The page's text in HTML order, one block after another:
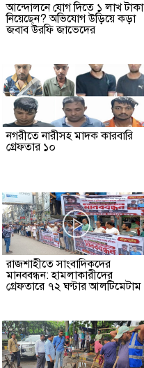
আন্দোলনে যোগ দিতে ১ লাখ টাকা
নিয়েছেন? অভিযোগ উড়িয়ে কড়া
জবাব উরফি জাভেদের
নগরীতে নারীসহ মাদক কারবারি
গ্রেফতার ১০
রাজশাহীতে সাংবাদিকদের
মানববন্ধন: হামলাকারীদের
গ্রেফতারে ৭২ ঘণ্টার আলটিমেটাম